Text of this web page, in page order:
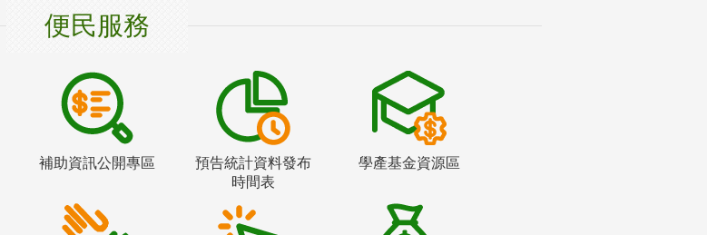
便民服務
補助資訊公開專區
預告統計資料發布
時間表
學產基金資源區